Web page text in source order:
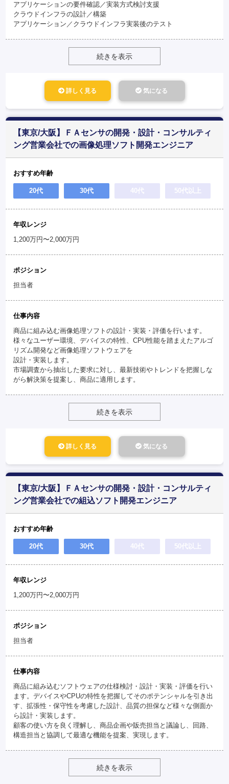
アプリケーションの要件確認／実装方式検討支援
クラウドインフラの設計／構築
アプリケーション／クラウドインフラ実装後のテスト
続きを表示
詳しく見る 気になる
【東京/大阪】ＦＡセンサの開発・設計・コンサルティ
ング営業会社での画像処理ソフト開発エンジニア
おすすめ年齢
20代 30代 40代 50代以上
年収レンジ
1,200万円〜2,000万円
ポジション
担当者
仕事内容
商品に組み込む画像処理ソフトの設計・実装・評価を行います。
様々なユーザー環境、デバイスの特性、CPU性能を踏まえたアルゴ
リズム開発など画像処理ソフトウェアを
設計・実装します。
市場調査から抽出した要求に対し、最新技術やトレンドを把握しな
がら解決策を提案し、商品に適用します。
続きを表示
詳しく見る 気になる
【東京/大阪】ＦＡセンサの開発・設計・コンサルティ
ング営業会社での組込ソフト開発エンジニア
おすすめ年齢
20代 30代 40代 50代以上
年収レンジ
1,200万円〜2,000万円
ポジション
担当者
仕事内容
商品に組み込むソフトウェアの仕様検討・設計・実装・評価を行い
ます。デバイスやCPUの特性を把握してそのポテンシャルを引き出
す、拡張性・保守性を考慮した設計、品質の担保など様々な側面か
ら設計・実装します。
顧客の使い方を良く理解し、商品企画や販売担当と議論し、回路、
構造担当と協調して最適な機能を提案、実現します。
続きを表示